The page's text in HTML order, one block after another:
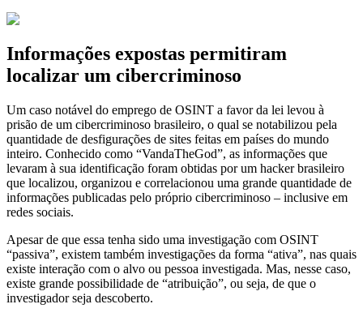
Informações expostas permitiram
localizar um cibercriminoso
Um caso notável do emprego de OSINT a favor da lei levou à
prisão de um cibercriminoso brasileiro, o qual se notabilizou pela
quantidade de desfigurações de sites feitas em países do mundo
inteiro. Conhecido como “VandaTheGod”, as informações que
levaram à sua identificação foram obtidas por um hacker brasileiro
que localizou, organizou e correlacionou uma grande quantidade de
informações publicadas pelo próprio cibercriminoso – inclusive em
redes sociais.
Apesar de que essa tenha sido uma investigação com OSINT
“passiva”, existem também investigações da forma “ativa”, nas quais
existe interação com o alvo ou pessoa investigada. Mas, nesse caso,
existe grande possibilidade de “atribuição”, ou seja, de que o
investigador seja descoberto.